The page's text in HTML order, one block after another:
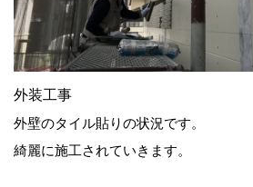
外装工事
外壁のタイル貼りの状況です。
綺麗に施工されていきます。